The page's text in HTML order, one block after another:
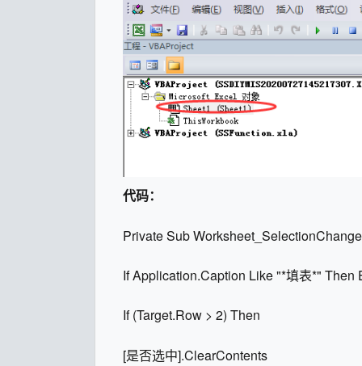
代码：
Private Sub
If Application.Caption Like "*填表*" Then
If (Target.Row > 2) Then
[是否选中].ClearContents